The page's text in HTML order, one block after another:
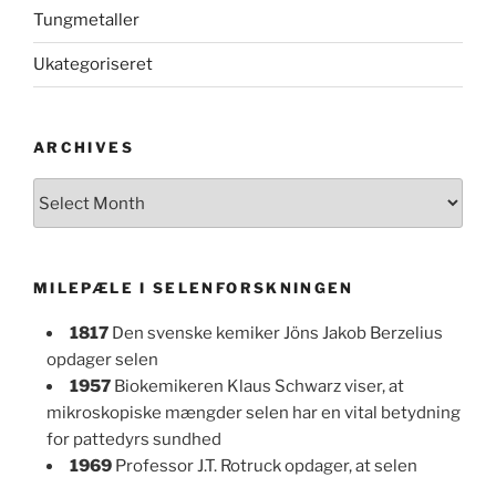
Tungmetaller
Ukategoriseret
ARCHIVES
MILEPÆLE I SELENFORSKNINGEN
1817 Den svenske kemiker Jöns Jakob Berzelius
opdager selen
1957 Biokemikeren Klaus Schwarz viser, at
mikroskopiske mængder selen har en vital betydning
for pattedyrs sundhed
1969 Professor J.T. Rotruck opdager, at selen